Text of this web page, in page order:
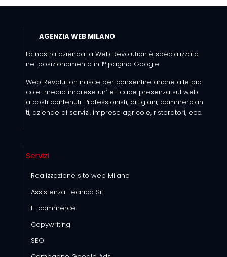
AGENZIA WEB MILANO
La nostra azienda la Web Revolution è specializzata
nel posizionamento in 1° pagina Google
Web Revolution nasce per consentire anche alle pic
cole-media imprese un’ efficace presenza sul web
a costi contenuti. Professionisti, artigiani, commercian
ti, aziende di servizi, imprese agricole, ristoratori, ecc.
Servizi
Realizzazione sito web Milano
Assistenza Tecnica Siti
E-commerce
Copywriting
SEO